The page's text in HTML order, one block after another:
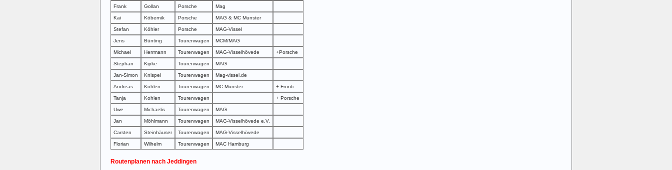
Frank Gollan Porsche Mag
Kai Köbernik Porsche MAG & MC Munster
Stefan Köhler Porsche MAG-Vissel
Jens Bünting Tourenwagen MCM/MAG
Michael Herrmann Tourenwagen MAG-Visselhövede +Porsche
Stephan Kipke Tourenwagen MAG
Jan-Simon Knispel Tourenwagen Mag-vissel.de
Andreas Kohlen Tourenwagen MC Munster + Fronti
Tanja Kohlen Tourenwagen + Porsche
Uwe Michaelis Tourenwagen MAG
Jan Möhlmann Tourenwagen MAG-Visselhövede e.V.
Carsten Steinhäuser Tourenwagen MAG-Visselhövede
Florian Wilhelm Tourenwagen MAC Hamburg
Routenplanen nach Jeddingen